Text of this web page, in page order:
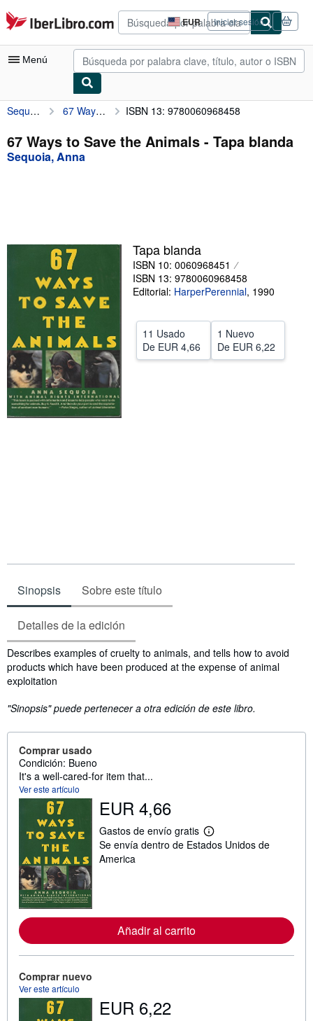
Pasar al contenido principal
IberLibro.com EUR
Preferencias
de
compra
del
Iniciar sesión
Menú
Mi cuenta
Consultar mis pedidos
Búsqueda avanzada
Vendedores
Comenzar a vender
Ayuda
CERRAR
Sequoia, Anna 67 Ways to Save the Animals ISBN 13: 9780060968458
67 Ways to Save the Animals - Tapa blanda
Sequoia, Anna
Tapa blanda
ISBN 10: 0060968451
ISBN 13: 9780060968458
Editorial: HarperPerennial, 1990
11 Usado
De EUR 4,66
1 Nuevo
De EUR 6,22
Sinopsis Sobre este título
Detalles de la edición
Sinopsis
Describes examples of cruelty to animals, and tells how to avoid
products which have been produced at the expense of animal
exploitation
"Sinopsis" puede pertenecer a otra edición de este libro.
Comprar usado
Condición: Bueno
It's a well-cared-for item that...
Ver este artículo
EUR 4,66
Gastos de envío gratis
M
á
m
Se envía dentro de Estados Unidos de
America
Añadir al carrito
Comprar nuevo
Ver este artículo
EUR 6,22